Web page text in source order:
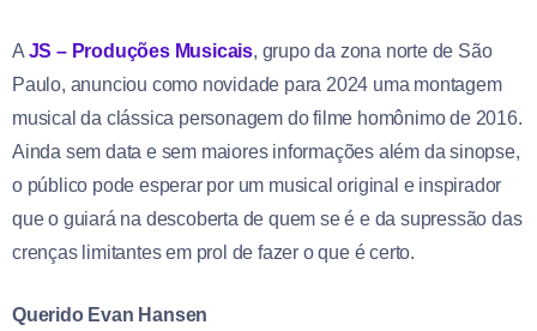
A JS – Produções Musicais, grupo da zona norte de São
Paulo, anunciou como novidade para 2024 uma montagem
musical da clássica personagem do filme homônimo de 2016.
Ainda sem data e sem maiores informações além da sinopse,
o público pode esperar por um musical original e inspirador
que o guiará na descoberta de quem se é e da supressão das
crenças limitantes em prol de fazer o que é certo.
Querido Evan Hansen